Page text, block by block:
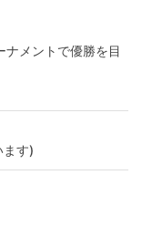
メントで優勝を目
す)